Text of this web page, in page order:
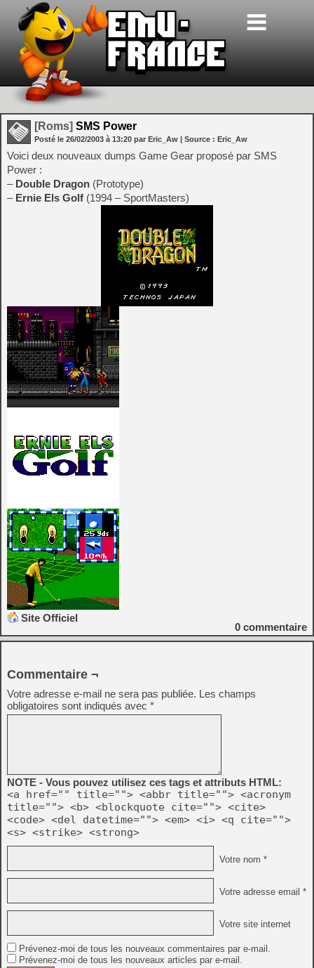
[Roms] SMS Power
Posté le 26/02/2003 à 13:20 par Eric_Aw | Source : Eric_Aw
Voici deux nouveaux dumps Game Gear proposé par SMS
Power :
– Double Dragon (Prototype)
– Ernie Els Golf (1994 – SportMasters)
Site Officiel
0 commentaire
Commentaire ¬
Votre adresse e-mail ne sera pas publiée. Les champs
obligatoires sont indiqués avec *
NOTE - Vous pouvez utilisez ces tags et attributs HTML:
<a href="" title=""> <abbr title=""> <acronym
title=""> <b> <blockquote cite=""> <cite>
<code> <del datetime=""> <em> <i> <q cite="">
<s> <strike> <strong>
Votre nom *
Votre adresse email *
Votre site internet
Prévenez-moi de tous les nouveaux commentaires par e-mail.
Prévenez-moi de tous les nouveaux articles par e-mail.